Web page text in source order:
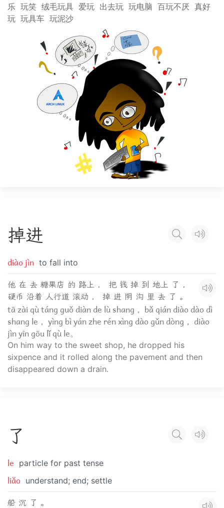
乐 玩笑 绒毛玩具 爱玩 出去玩 玩电脑 百玩不厌 真好
玩 玩具车 玩泥沙
掉进
diào jìn to fall into
他 在 去 糖果店 的 路上 ， 把 钱 掉 到 地上 了 ，
硬币 沿着 人行道 滚动 ， 掉 进 阴 沟 里 去 了 。
tā zài qù táng guǒ diàn de lù shang， bǎ qián diào dào dì
shang le， yìng bì yán zhe rén xìng dào gǔn dòng， diào
jìn yīn gōu lǐ qù le。
On him way to the sweet shop, he dropped his
sixpence and it rolled along the pavement and then
disappeared down a drain.
了
le particle for past tense
liǎo understand; end; settle
船 沉 了 。